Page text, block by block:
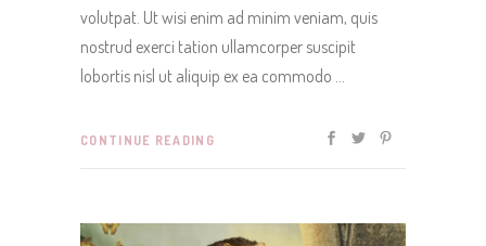
volutpat. Ut wisi enim ad minim veniam, quis
nostrud exerci tation ullamcorper suscipit
lobortis nisl ut aliquip ex ea commodo
CONTINUE READING